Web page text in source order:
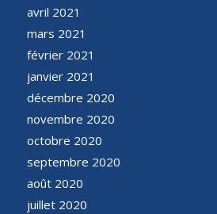
avril 2021
mars 2021
février 2021
janvier 2021
décembre 2020
novembre 2020
octobre 2020
septembre 2020
août 2020
juillet 2020